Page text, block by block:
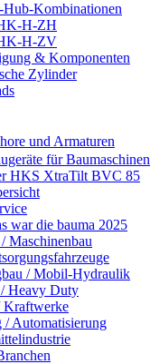
Hub-Kombinationen
H-ZH
H-ZV
& Komponenten
Zylinder
und Armaturen
für Baumaschinen
HKS XtraTilt BVC 85
war die bauma 2025
Maschinenbau
/ Mobil-Hydraulik
Heavy Duty
Kraftwerke
/ Automatisierung